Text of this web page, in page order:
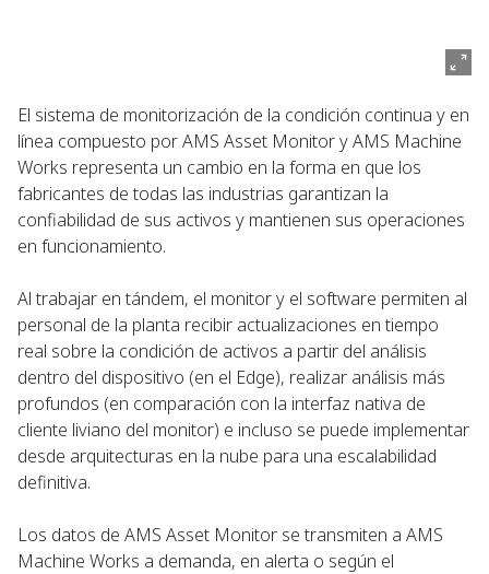
El sistema de monitorización de la condición continua y en
línea compuesto por AMS Asset Monitor y AMS Machine
Works representa un cambio en la forma en que los
fabricantes de todas las industrias garantizan la
confiabilidad de sus activos y mantienen sus operaciones
en funcionamiento.
Al trabajar en tándem, el monitor y el software permiten al
personal de la planta recibir actualizaciones en tiempo
real sobre la condición de activos a partir del análisis
dentro del dispositivo (en el Edge), realizar análisis más
profundos (en comparación con la interfaz nativa de
cliente liviano del monitor) e incluso se puede implementar
desde arquitecturas en la nube para una escalabilidad
definitiva.
Los datos de AMS Asset Monitor se transmiten a AMS
Machine Works a demanda, en alerta o según el